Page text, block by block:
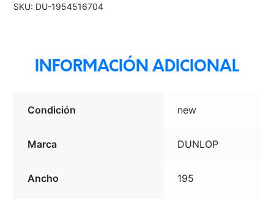
SKU: DU-1954516704
INFORMACIÓN ADICIONAL
Condición new
Marca DUNLOP
Ancho 195